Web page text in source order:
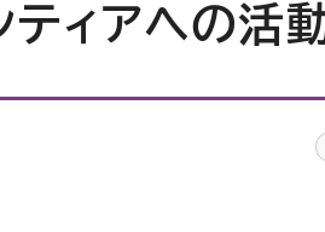
ィアへの活